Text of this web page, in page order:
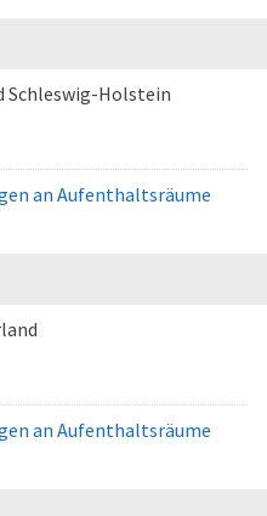
Schleswig-Holstein
an Aufenthaltsräume
an Aufenthaltsräume